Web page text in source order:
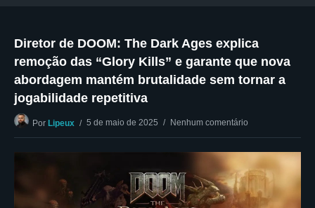
Diretor de DOOM: The Dark Ages explica
remoção das “Glory Kills” e garante que nova
abordagem mantém brutalidade sem tornar a
jogabilidade repetitiva
Por Lipeux 5 de maio de 2025 Nenhum comentário